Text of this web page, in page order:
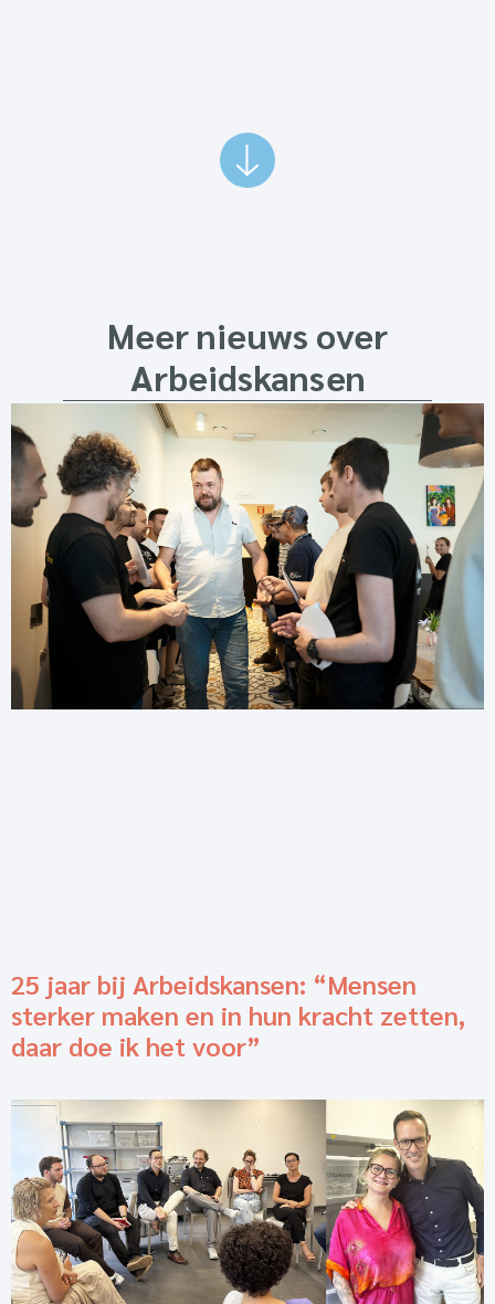
Meer nieuws over
Arbeidskansen
25 jaar bij Arbeidskansen: “Mensen
sterker maken en in hun kracht zetten,
daar doe ik het voor”